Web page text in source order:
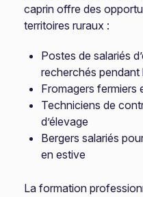
caprin offre des
territoires ruraux :
Postes de salariés
recherchés pendant
Fromagers fermiers
Techniciens de
d’élevage
Bergers salariés
en estive
La formation